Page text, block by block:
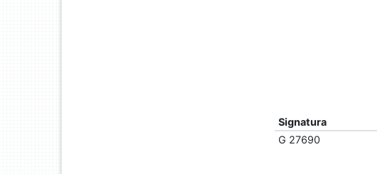
Signatura
G 27690